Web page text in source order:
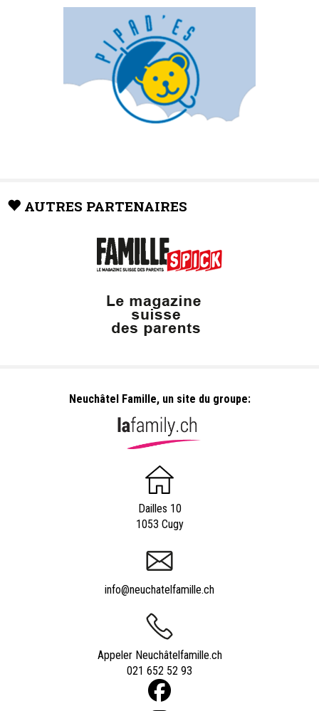
AUTRES PARTENAIRES
Neuchâtel Famille, un site du groupe:
Dailles 10
1053 Cugy
info@neuchatelfamille.ch
Appeler Neuchâtelfamille.ch
021 652 52 93